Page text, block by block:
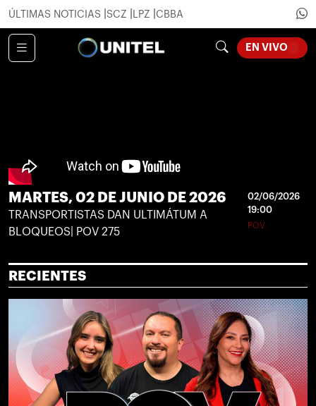
ÚLTIMAS NOTICIAS SCZ LPZ CBBA
EN VIVO LOADING...
MARTES, 02 DE JUNIO DE 2026
TRANSPORTISTAS DAN ULTIMÁTUM A
BLOQUEOS| POV 275
02/06/2026
19:00
POV
RECIENTES